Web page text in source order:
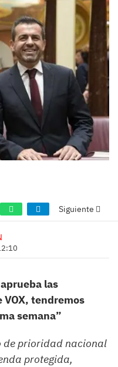
Siguiente
las
tendremos
semana”
de prioridad nacional
protegida,